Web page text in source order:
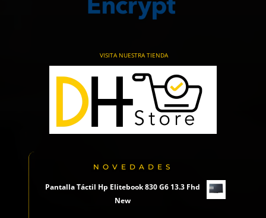
VISITA NUESTRA TIENDA
NOVEDADES
Pantalla Táctil Hp Elitebook 830 G6 13.3 Fhd
New